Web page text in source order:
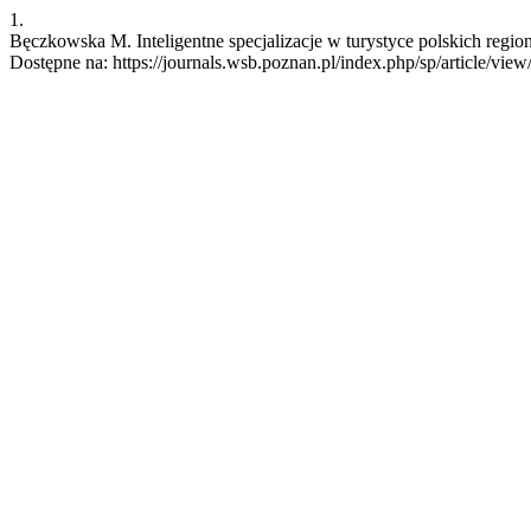
1.
Bęczkowska M. Inteligentne specjalizacje w turystyce polskich
Dostępne na: https://journals.wsb.poznan.pl/index.php/sp/article/